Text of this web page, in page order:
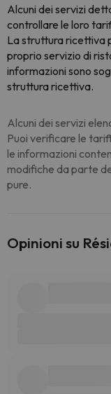
Alcuni dei servizi
controllare le loro
La struttura ricettiva
proprio servizio di
informazioni sono
struttura ricettiva.
Alcuni dei servizi
Puoi verificare le
le informazioni
modifiche da parte
pure.
Opinioni su